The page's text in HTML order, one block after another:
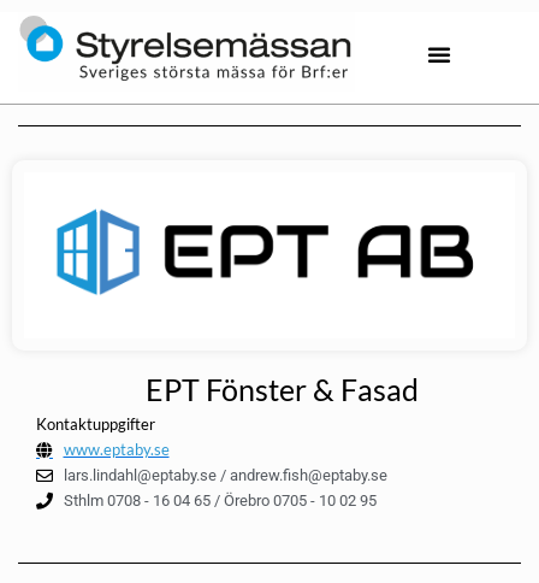
EPT Fönster & Fasad
Kontaktuppgifter
www.eptaby.se
lars.lindahl@eptaby.se / andrew.fish@eptaby.se
Sthlm 0708 - 16 04 65 / Örebro 0705 - 10 02 95